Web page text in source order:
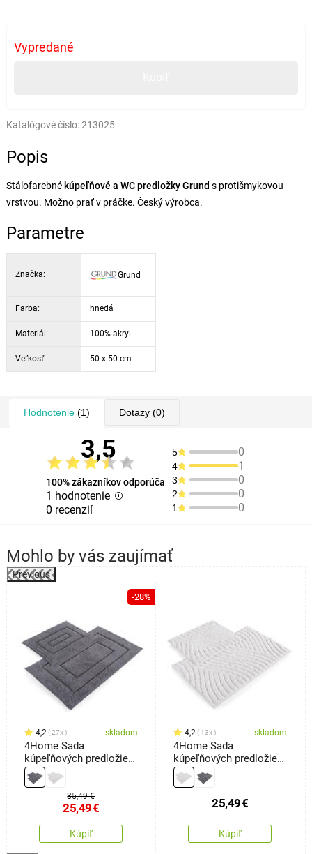
Vypredané
Katalógové číslo:213025
Popis
Stálofarebné kúpeľňové a WC predložky Grund s protišmykovou
vrstvou. Možno prať v práčke. Český výrobca.
Parametre
Značka: Grund
Farba: hnedá
Materiál: 100% akryl
Veľkosť: 50 x 50 cm
Hodnotenie(1) Dotazy(0)
3,5
100% zákazníkov odporúča
1 hodnotenie
0 recenzií
5 0
4 1
3 0
2 0
1 0
Mohlo by vás zaujímať
Previous
-28%
4,2 27x skladom
4Home Sada
kúpeľňových predložiek
Retta, 50 x 60 cm, 60 x
100 cm
35,49 €
25,49€
Kúpiť
4,2 13x skladom
4Home Sada
kúpeľňových predložiek
Welle, 50 x 60 cm, 60 x
100 cm
25,49€
Kúpiť